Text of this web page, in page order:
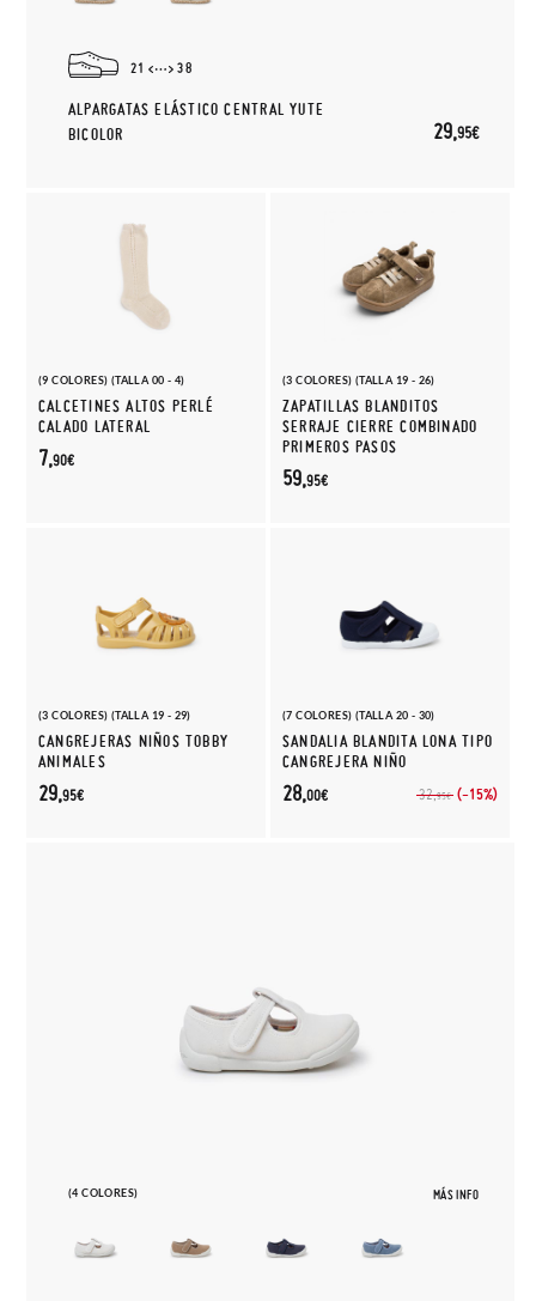
21 38
ALPARGATAS ELÁSTICO CENTRAL YUTE
BICOLOR
29,95€
(9 COLORES) (TALLA 00 - 4)
CALCETINES ALTOS PERLÉ
CALADO LATERAL
7,90€
(3 COLORES) (TALLA 19 - 26)
ZAPATILLAS BLANDITOS
SERRAJE CIERRE COMBINADO
PRIMEROS PASOS
59,95€
(3 COLORES) (TALLA 19 - 29)
CANGREJERAS NIÑOS TOBBY
ANIMALES
29,95€
(7 COLORES) (TALLA 20 - 30)
SANDALIA BLANDITA LONA TIPO
CANGREJERA NIÑO
32,95€ (-15%)
28,00€
(4 COLORES) MÁS INFO